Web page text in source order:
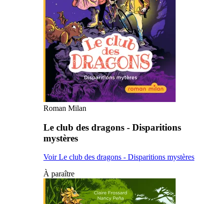
Roman Milan
Le club des dragons - Disparitions
mystères
Voir Le club des dragons - Disparitions mystères
À paraître